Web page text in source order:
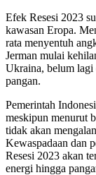
Efek Resesi 2023
kawasan Eropa.
rata menyentuh
Jerman mulai
Ukraina, belum lagi
pangan.
Pemerintah
meskipun menurut
tidak akan
Kewaspadaan dan
Resesi 2023 akan
energi hingga